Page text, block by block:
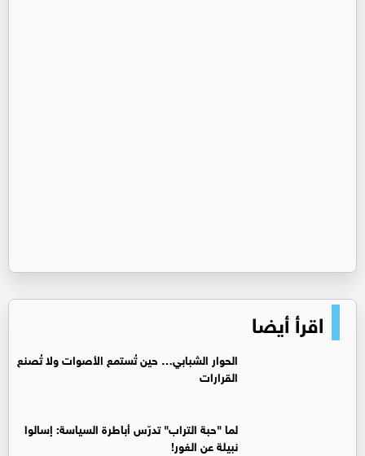
اقرأ أيضا
الحوار الشبابي… حين تُستمع الأصوات ولا تُصنع
القرارات
لما "حبة التراب" تدرّس أباطرة السياسة: إسالوا
نبيلة عن الغور!